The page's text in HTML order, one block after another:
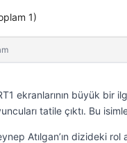
1)
ekranlarının büyük bir
tatile çıktı. Bu
Atılgan’ın dizideki